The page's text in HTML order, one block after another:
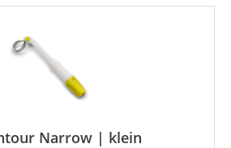
Narrow | klein